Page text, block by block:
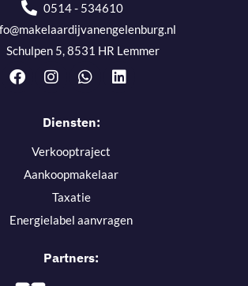
0514 - 534610
Schulpen 5, 8531 HR Lemmer
Diensten:
Verkooptraject
Aankoopmakelaar
Taxatie
Energielabel aanvragen
Partners: